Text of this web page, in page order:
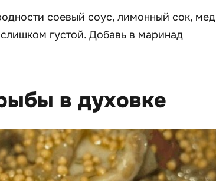
соевый соус, лимонный сок, мед
густой. Добавь в маринад
в духовке